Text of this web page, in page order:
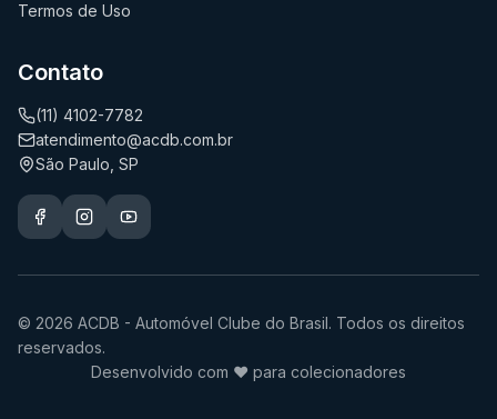
Termos de Uso
Contato
(11) 4102-7782
atendimento@acdb.com.br
São Paulo, SP
© 2026 ACDB - Automóvel Clube do Brasil. Todos os direitos
reservados.
Desenvolvido com ❤️ para colecionadores